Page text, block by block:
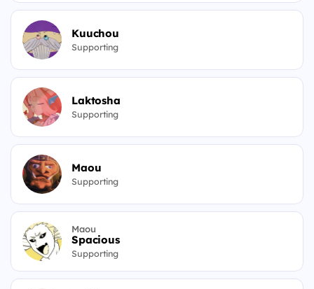
Kuuchou
Supporting
Laktosha
Supporting
Maou
Supporting
Maou
Spacious
Supporting